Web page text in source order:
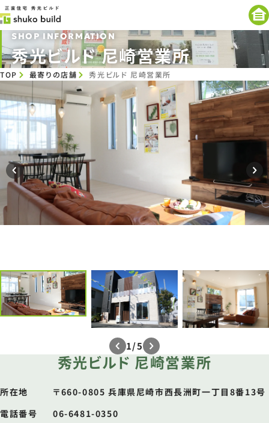
SHOP INFORMATION
秀光ビルド 尼崎営業所
TOP 最寄りの店舗 秀光ビルド 尼崎営業所
1/5
秀光ビルド 尼崎営業所
所在地​
〒660-0805 兵庫県尼崎市西長洲町一丁目8番13号
電話番号​
06-6481-0350